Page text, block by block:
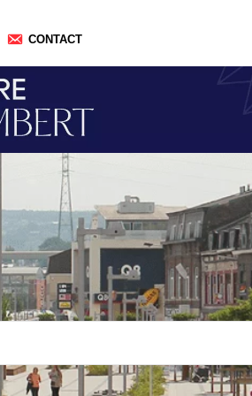
CONTACT